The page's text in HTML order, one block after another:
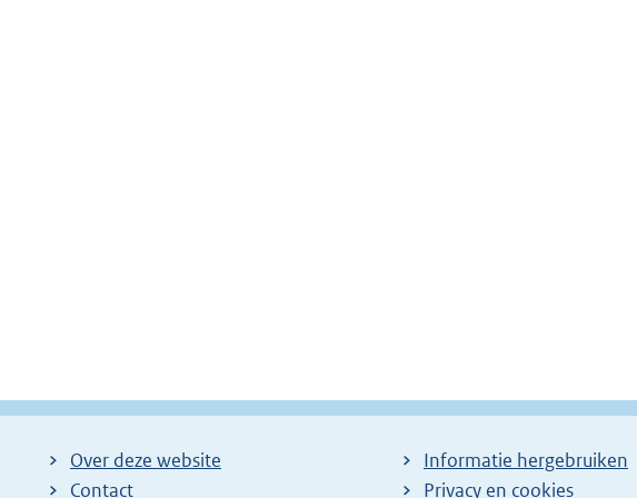
Over deze website
Contact
Informatie hergebruiken
Privacy en cookies